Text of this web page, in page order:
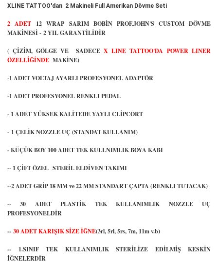
XLINE TATTOO'dan 2 Makineli Full Amerikan Dövme Seti
2 ADET 12 WRAP SARIM BOBİN PROF.JOHN'S CUSTOM DÖVME
MAKİNESİ - 2 YIL GARANTİLİDİR
( ÇİZİM, GÖLGE VE SADECEX LINE TATTOO'DA POWER LINER
ÖZELLİĞİNDE MAKİNE)
-1 ADET VOLTAJ AYARLI PROFESYONEL ADAPTÖR
-1 ADET PROFESYONEL RENKLI PEDAL
- 1 ADET YÜKSEK KALİTEDE YAYLI CLİPCORT
- 1 ÇELİK NOZZLE UÇ (STANDAT KULLANIM)
- KÜÇÜK BOY 100 ADET TEK KULLNIMLIK BOYA KABI
-- 1 ÇİFT ÖZEL STERİL ELDİVEN TAKIMI
--2 ADET GRİP 18 MM ve 22 MM STANDART ÇAPTA (RENKLI TUTACAK)
-- 30 ADET PLASTİK TEK KULLANIMLIK NOZZLE UÇ
PROFESYONELDİR
-- 30 ADET KARIŞIK SİZE İĞNE(3rl, 5rl, 5rs, 7m, 11m v.b)
-- 1.SINIF TEK KULLANIMLIK STERİLİZE EDİLMİŞ KESKİN
İĞNELERDİR